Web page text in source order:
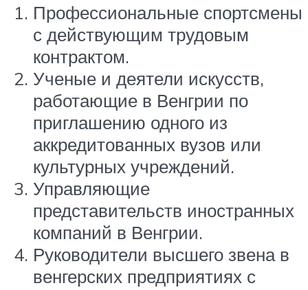
Профессиональные спортсмены
с действующим трудовым
контрактом.
Ученые и деятели искусств,
работающие в Венгрии по
приглашению одного из
аккредитованных вузов или
культурных учреждений.
Управляющие
представительств иностранных
компаний в Венгрии.
Руководители высшего звена в
венгерских предприятиях с